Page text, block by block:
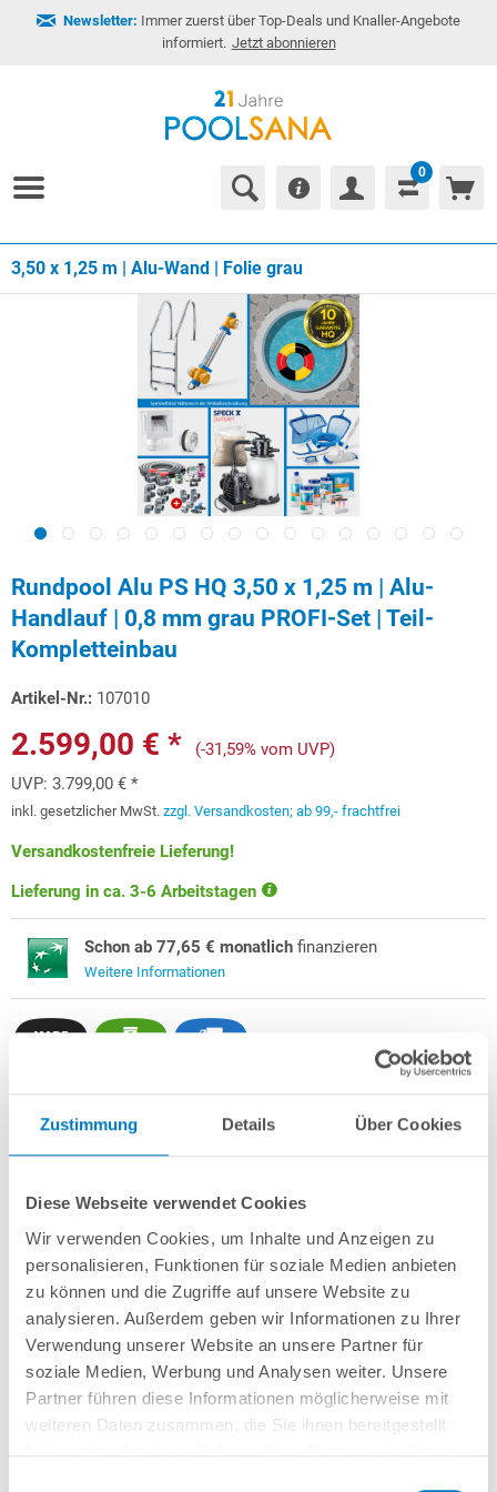
Zustimmung Details Über Cookies
Diese Webseite verwendet Cookies
Wir verwenden Cookies, um Inhalte und Anzeigen zu
personalisieren, Funktionen für soziale Medien anbieten
zu können und die Zugriffe auf unsere Website zu
analysieren. Außerdem geben wir Informationen zu Ihrer
Verwendung unserer Website an unsere Partner für
soziale Medien, Werbung und Analysen weiter. Unsere
Partner führen diese Informationen möglicherweise mit
weiteren Daten zusammen, die Sie ihnen bereitgestellt
Newsletter: Immer zuerst über Top-Deals und Knaller-Angebote
informiert. Jetzt abonnieren
0
3,50 x 1,25 m | Alu-Wand | Folie grau
Rundpool Alu PS HQ 3,50 x 1,25 m | Alu-
Handlauf | 0,8 mm grau PROFI-Set | Teil-
Kompletteinbau
Artikel-Nr.: 107010
2.599,00 € *
(-31,59% vom UVP)
UVP: 3.799,00 € *
inkl. gesetzlicher MwSt. zzgl. Versandkosten; ab 99,- frachtfrei
Versandkostenfreie Lieferung!
Lieferung in ca. 3-6 Arbeitstagen
Schon ab 77,65 € monatlich finanzieren
Weitere Informationen
RundbeckenPOOLSANA Made in Germany - bestehend aus1 mm
Kunststoff.
Als PROFI-Setinkl.:
POOLSANA UV-C Entkeimungsgerät 75 W : Reduziert den
Wasserpflegebedarf deutlich!
Unterlegvlies 500 g/m²
Einbauskimmer und Einlaufdüse
SandfilteranlagePOOLSANAPRO PRIME 400 / SPECK PP 7( Made in